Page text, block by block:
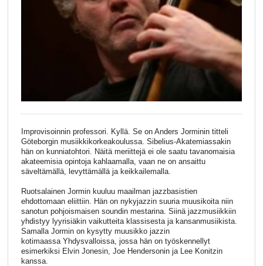
Improvisoinnin professori. Kyllä. Se on Anders Jorminin titteli
Göteborgin musiikkikorkeakoulussa. Sibelius-Akatemiassakin
hän on kunniatohtori. Näitä meriittejä ei ole saatu tavanomaisia
akateemisia opintoja kahlaamalla, vaan ne on ansaittu
säveltämällä, levyttämällä ja keikkailemalla.
Ruotsalainen Jormin kuuluu maailman jazzbasistien
ehdottomaan eliittiin. Hän on nykyjazzin suuria muusikoita niin
sanotun pohjoismaisen soundin mestarina. Siinä jazzmusiikkiin
yhdistyy lyyrisiäkin vaikutteita klassisesta ja kansanmusiikista.
Samalla Jormin on kysytty muusikko jazzin
kotimaassa Yhdysvalloissa, jossa hän on työskennellyt
esimerkiksi Elvin Jonesin, Joe Hendersonin ja Lee Konitzin
kanssa.